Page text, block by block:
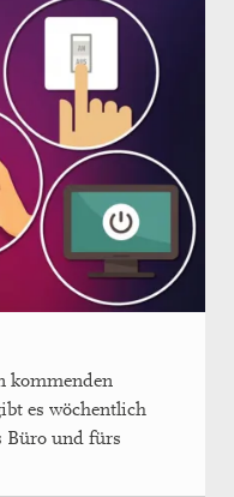
kommenden
es wöchentlich
Büro und fürs